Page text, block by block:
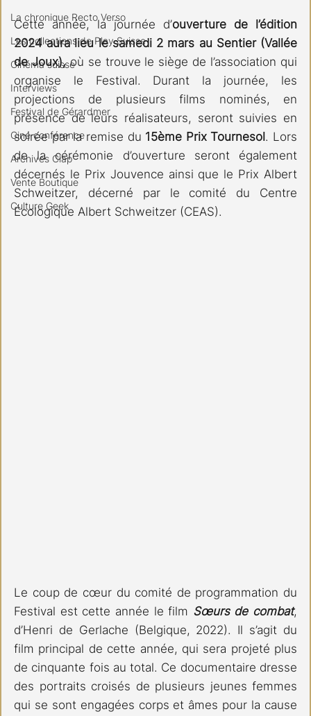
La chronique Recto Verso
Les collections de Play Suisse
Cinéma suisse
Interviews
Festival de Gérardmer
Ciné conférence
Archives Clap
Vente Boutique
Culture Geek
Cette année, la journée d’ouverture de l’édition
2024 aura lieu le samedi 2 mars au Sentier (Vallée
de Joux), où se trouve le siège de l’association qui
organise le Festival. Durant la journée, les
projections de plusieurs films nominés, en
présence de leurs réalisateurs, seront suivies en
soirée par la remise du 15ème Prix Tournesol . Lors
de la cérémonie d’ouverture seront également
décernés le Prix Jouvence ainsi que le Prix Albert
Schweitzer, décerné par le comité du Centre
Écologique Albert Schweitzer (CEAS).
Le coup de cœur du comité de programmation du
Festival est cette année le film Sœurs de combat,
d’Henri de Gerlache (Belgique, 2022). Il s’agit du
film principal de cette année, qui sera projeté plus
de cinquante fois au total. Ce documentaire dresse
des portraits croisés de plusieurs jeunes femmes
qui se sont engagées corps et âmes pour la cause